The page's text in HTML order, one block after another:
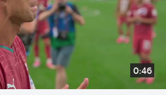
0:46